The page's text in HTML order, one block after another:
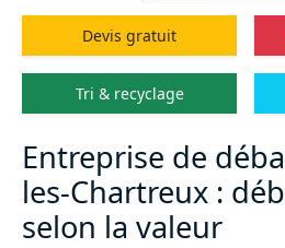
Devis gratuit
Tri & recyclage
Entreprise de
les-Chartreux :
selon la valeur